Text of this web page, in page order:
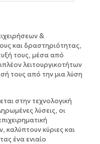
&
και δραστηριότητας,
τους, μέσα από
λειτουργικοτήτων
τους από την μια λύση
στην τεχνολογική
λύσεις, οι
καλύπτουν κύριες και
ένα ενιαίο